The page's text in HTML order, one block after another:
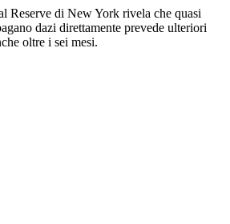
Reserve di New York rivela che quasi
dazi direttamente prevede ulteriori
oltre i sei mesi.